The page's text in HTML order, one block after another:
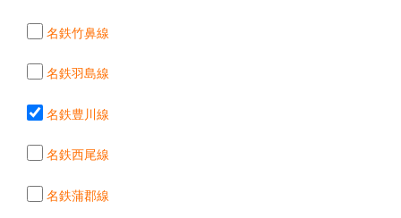
名鉄竹鼻線
名鉄羽島線
名鉄豊川線
名鉄西尾線
名鉄蒲郡線